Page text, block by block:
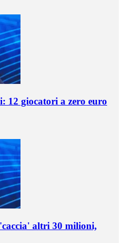
12 giocatori a zero euro
altri 30 milioni,